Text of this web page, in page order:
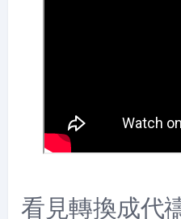
看見轉換成代